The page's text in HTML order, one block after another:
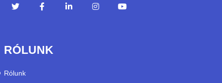
RÓLUNK
Rólunk